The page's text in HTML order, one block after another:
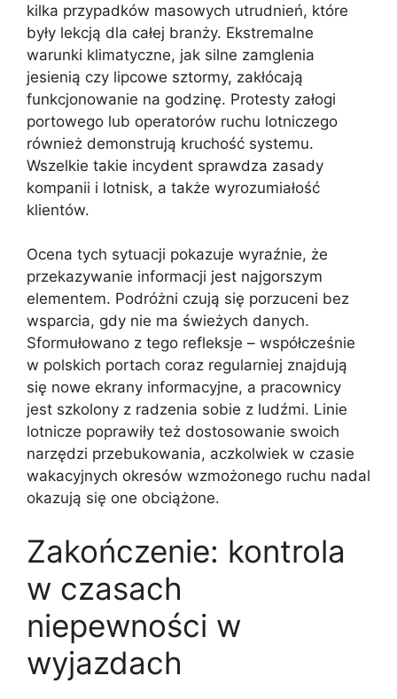
kilka przypadków masowych utrudnień, które
były lekcją dla całej branży. Ekstremalne
warunki klimatyczne, jak silne zamglenia
jesienią czy lipcowe sztormy, zakłócają
funkcjonowanie na godzinę. Protesty załogi
portowego lub operatorów ruchu lotniczego
również demonstrują kruchość systemu.
Wszelkie takie incydent sprawdza zasady
kompanii i lotnisk, a także wyrozumiałość
klientów.
Ocena tych sytuacji pokazuje wyraźnie, że
przekazywanie informacji jest najgorszym
elementem. Podróżni czują się porzuceni bez
wsparcia, gdy nie ma świeżych danych.
Sformułowano z tego refleksje – współcześnie
w polskich portach coraz regularniej znajdują
się nowe ekrany informacyjne, a pracownicy
jest szkolony z radzenia sobie z ludźmi. Linie
lotnicze poprawiły też dostosowanie swoich
narzędzi przebukowania, aczkolwiek w czasie
wakacyjnych okresów wzmożonego ruchu nadal
okazują się one obciążone.
Zakończenie: kontrola
w czasach
niepewności w
wyjazdach